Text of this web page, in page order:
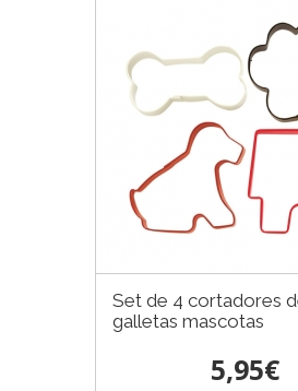
Set de 4 cortadores
galletas mascotas
5,95€